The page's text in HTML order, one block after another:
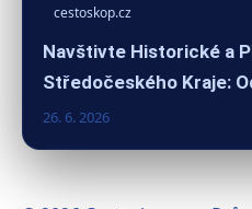
cestoskop.cz
Navštivte Historické a
Středočeského Kraje:
26. 6. 2026